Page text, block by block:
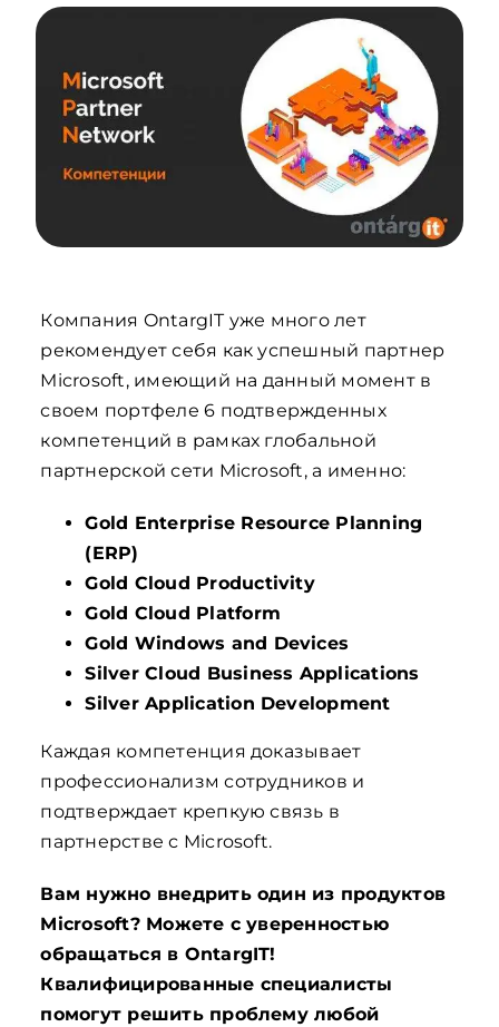
Компания OntargIT уже много лет
рекомендует себя как успешный партнер
Microsoft, имеющий на данный момент в
своем портфеле 6 подтвержденных
компетенций в рамках глобальной
партнерской сети Microsoft, а именно:
Gold Enterprise Resource Planning
(ERP)
Gold Cloud Productivity
Gold Cloud Platform
Gold Windows and Devices
Silver Cloud Business Applications
Silver Application Development
Каждая компетенция доказывает
профессионализм сотрудников и
подтверждает крепкую связь в
партнерстве с Microsoft.
Вам нужно внедрить один из продуктов
Microsoft? Можете с уверенностью
обращаться в OntargIT!
Квалифицированные специалисты
помогут решить проблему любой